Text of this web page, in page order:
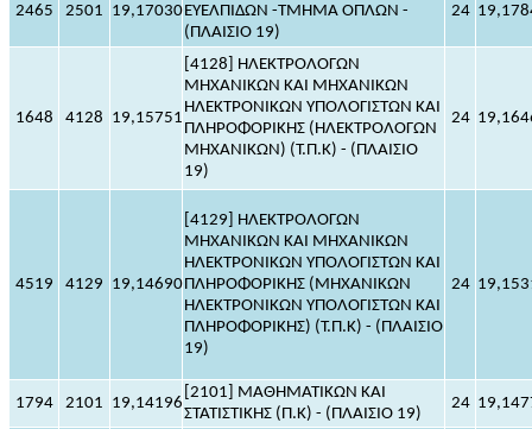
2465 2501 19,17030ΕΥΕΛΠΙΔΩΝ -ΤΜΗΜΑ ΟΠΛΩΝ -
(ΠΛΑΙΣΙΟ 19)
24
1648 4128 19,15751
[4128] ΗΛΕΚΤΡΟΛΟΓΩΝ
ΜΗΧΑΝΙΚΩΝ ΚΑΙ ΜΗΧΑΝΙΚΩΝ
ΗΛΕΚΤΡΟΝΙΚΩΝ ΥΠΟΛΟΓΙΣΤΩΝ ΚΑΙ
ΠΛΗΡΟΦΟΡΙΚΗΣ (ΗΛΕΚΤΡΟΛΟΓΩΝ
ΜΗΧΑΝΙΚΩΝ) (Τ.Π.Κ) - (ΠΛΑΙΣΙΟ
19)
24
4519 4129 19,14690
[4129] ΗΛΕΚΤΡΟΛΟΓΩΝ
ΜΗΧΑΝΙΚΩΝ ΚΑΙ ΜΗΧΑΝΙΚΩΝ
ΗΛΕΚΤΡΟΝΙΚΩΝ ΥΠΟΛΟΓΙΣΤΩΝ ΚΑΙ
ΠΛΗΡΟΦΟΡΙΚΗΣ (ΜΗΧΑΝΙΚΩΝ
ΗΛΕΚΤΡΟΝΙΚΩΝ ΥΠΟΛΟΓΙΣΤΩΝ ΚΑΙ
ΠΛΗΡΟΦΟΡΙΚΗΣ) (Τ.Π.Κ) - (ΠΛΑΙΣΙΟ
19)
24
1794 2101 19,14196
[2101] ΜΑΘΗΜΑΤΙΚΩΝ ΚΑΙ
ΣΤΑΤΙΣΤΙΚΗΣ (Π.Κ) - (ΠΛΑΙΣΙΟ 19)
24